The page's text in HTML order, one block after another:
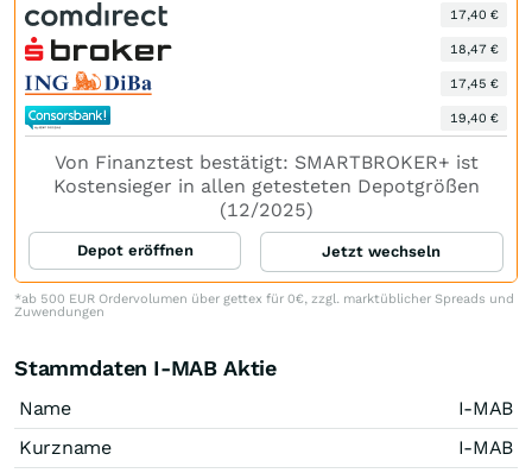
17,40 €
18,47 €
17,45 €
19,40 €
Von Finanztest bestätigt: SMARTBROKER+ ist
Kostensieger in allen getesteten Depotgrößen
(12/2025)
Depot eröffnen Jetzt wechseln
*ab 500 EUR Ordervolumen über gettex für 0€, zzgl. marktüblicher Spreads und
Zuwendungen
Stammdaten I-MAB Aktie
Name
I-MAB
Kurzname
I-MAB